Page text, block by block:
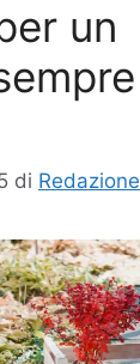
un
di Redazione